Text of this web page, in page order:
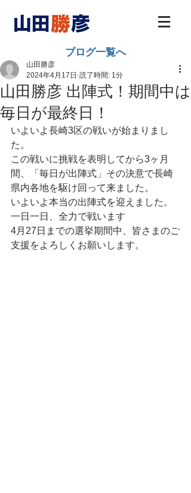
ブログ一覧へ
山田勝彦 出陣式！期間中は
毎日が最終日！
山田勝彦
2024年4月17日 読了時間: 1分
いよいよ長崎3区の戦いが始まりまし
た。
この戦いに挑戦を表明してから3ヶ月
間、「毎日が出陣式」その決意で長崎
県内各地を駆け回って来ました。
いよいよ本当の出陣式を迎えました。
一日一日、全力で戦います
4月27日までの選挙期間中、皆さまのご
支援をよろしくお願いします。